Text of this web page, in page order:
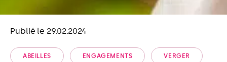
Publié le 29.02.2024
ABEILLES ENGAGEMENTS VERGER